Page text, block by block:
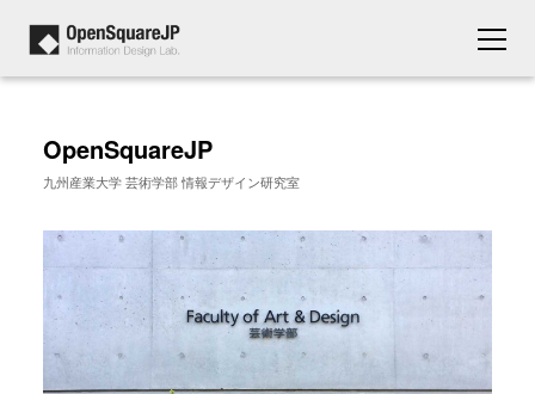
OpenSquareJP
九州産業大学 芸術学部 情報デザイン研究室